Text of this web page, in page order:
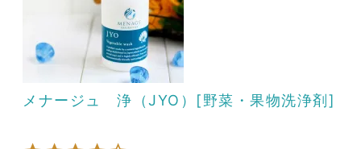
メナージュ 浄（JYO）[野菜・果物洗浄剤]